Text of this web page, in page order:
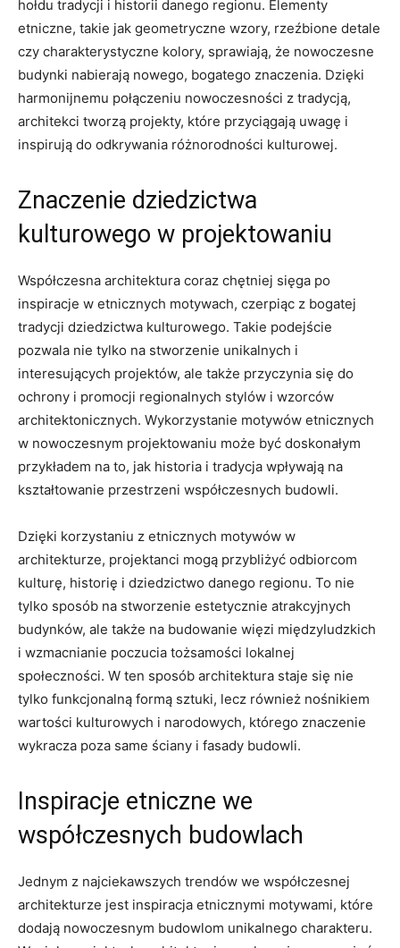
⁢hołdu tradycji i ⁣historii danego ​regionu. Elementy
etniczne, takie jak geometryczne wzory, rzeźbione detale
czy charakterystyczne kolory, sprawiają, że nowoczesne
budynki nabierają⁤ nowego, bogatego znaczenia. Dzięki
harmonijnemu połączeniu nowoczesności z tradycją,
⁤architekci tworzą projekty, które przyciągają uwagę i
inspirują do ‍odkrywania ‍różnorodności‍ kulturowej.
Znaczenie ‌dziedzictwa
kulturowego w projektowaniu
Współczesna‍ architektura⁤ coraz chętniej ⁤sięga po
inspiracje w etnicznych motywach, ⁢czerpiąc z bogatej
tradycji dziedzictwa kulturowego. Takie podejście
pozwala nie ⁣tylko na stworzenie unikalnych i
interesujących projektów, ale także przyczynia się do
⁣ochrony i​ promocji regionalnych stylów i wzorców
architektonicznych. Wykorzystanie motywów etnicznych
w nowoczesnym projektowaniu może być doskonałym
przykładem na to, jak historia i tradycja wpływają na
kształtowanie ‍przestrzeni współczesnych budowli.
Dzięki korzystaniu z⁢ etnicznych motywów‍ w
⁣architekturze, projektanci mogą ⁢przybliżyć odbiorcom
kulturę, historię ‍i dziedzictwo danego regionu. To⁣ nie
tylko sposób ⁢na stworzenie⁤ estetycznie atrakcyjnych
budynków, ale⁤ także ⁢na budowanie więzi międzyludzkich
i wzmacnianie⁣ poczucia tożsamości lokalnej
społeczności. W ten ‍sposób architektura ⁢staje ⁣się nie
tylko‍ funkcjonalną formą sztuki, lecz również nośnikiem
‌wartości kulturowych i narodowych, którego znaczenie ​
wykracza poza same ​ściany i‍ fasady ⁤budowli.
Inspiracje ‌etniczne we⁣
współczesnych budowlach
Jednym⁣ z najciekawszych trendów ⁢we współczesnej
architekturze jest inspiracja etnicznymi‍ motywami, które
dodają nowoczesnym budowlom unikalnego ‍charakteru.